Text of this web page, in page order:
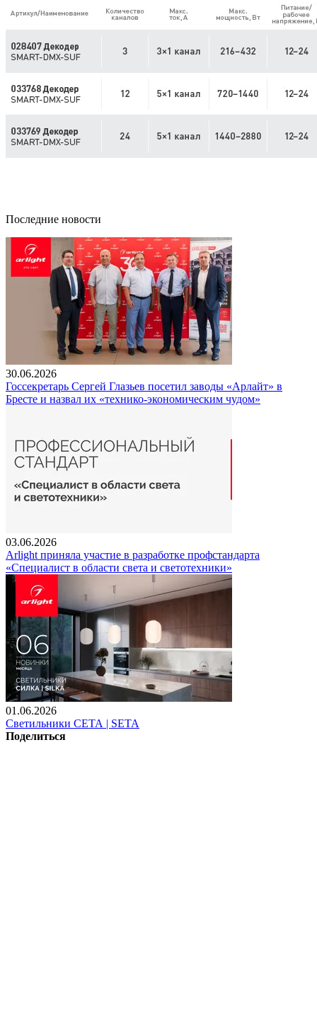
Последние новости
30.06.2026
Госсекретарь Сергей Глазьев посетил заводы «Арлайт» в
Бресте и назвал их «технико-экономическим чудом»
03.06.2026
Arlight приняла участие в разработке профстандарта
«Специалист в области света и светотехники»
01.06.2026
Светильники СЕТА | SETA
Поделиться